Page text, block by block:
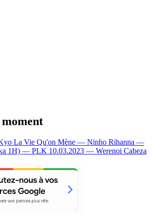
La Vie Qu'on Mène — Ninho Rihanna —
1H) — PLK 10.03.2023 — Werenoi Cabeza